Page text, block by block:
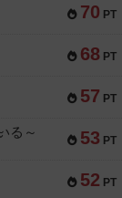
70 PT
68 PT
57 PT
53 PT
る～
52 PT